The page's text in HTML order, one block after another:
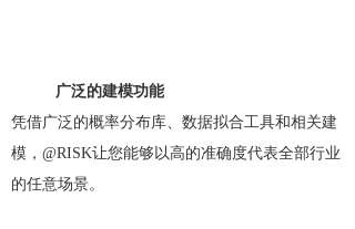
广泛的建模功能
凭借广泛的概率分布库、数据拟合工具和相关建
模，@RISK让您能够以高的准确度代表全部行业
的任意场景。